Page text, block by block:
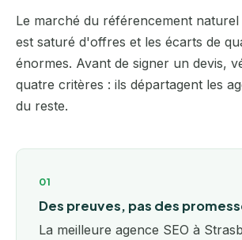
Le marché du référencement
est saturé d'offres et les écarts de
énormes. Avant de signer un devis,
quatre critères : ils départagent les
du reste.
01
Des preuves, pas des
La meilleure agence SEO à